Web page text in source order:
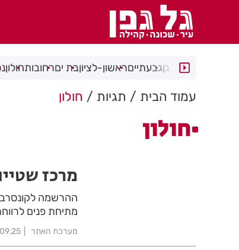
רמת גןגבעתייםראשון-לציוןבת יםרחובותחולון
עמוד הבית תגיות חולון
חולון
מרכז
ההרשמה
מתיחת פנים
מערכת האתר